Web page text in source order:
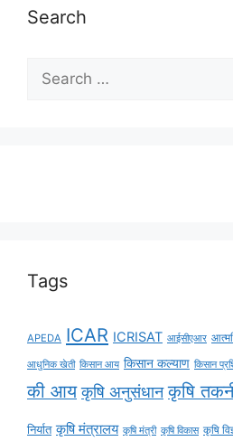
Search
Tags
APEDA ICAR ICRISAT आईसीएआर
आधुनिक खेती किसान आय किसान कल्याण किसान
की आय कृषि अनुसंधान कृषि
निर्यात कृषि मंत्रालय कृषि मंत्री कृषि विकास कृषि